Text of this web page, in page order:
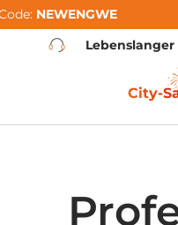
NEWENGWE
City-